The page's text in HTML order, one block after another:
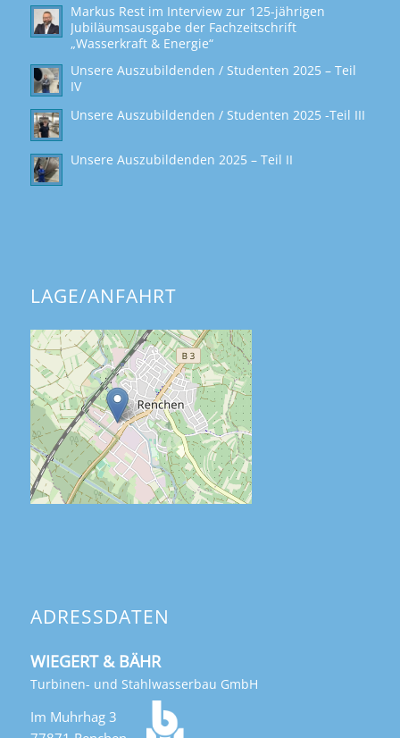
Markus Rest im Interview zur 125-jährigen
Jubiläumsausgabe der Fachzeitschrift
„Wasserkraft & Energie“
Unsere Auszubildenden / Studenten 2025 – Teil
IV
Unsere Auszubildenden / Studenten 2025 -Teil III
Unsere Auszubildenden 2025 – Teil II
LAGE/ANFAHRT
ADRESSDATEN
WIEGERT & BÄHR
Turbinen- und Stahlwasserbau GmbH
Im Muhrhag 3